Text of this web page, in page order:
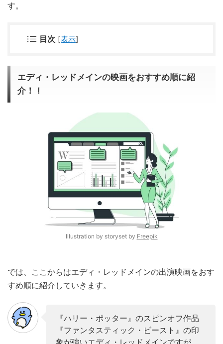
す。
目次 [表示]
エディ・レッドメインの映画をおすすめ順に紹
介！！
Illustration by storyset by Freepik
では、ここからはエディ・レッドメインの出演映画をおす
すめ順に紹介していきます。
『ハリー・ポッター』のスピンオフ作品
『ファンタスティック・ビースト』の印